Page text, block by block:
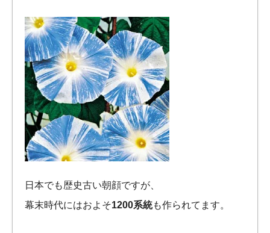
日本でも歴史古い朝顔ですが、
幕末時代にはおよそ1200系統も作られてます。